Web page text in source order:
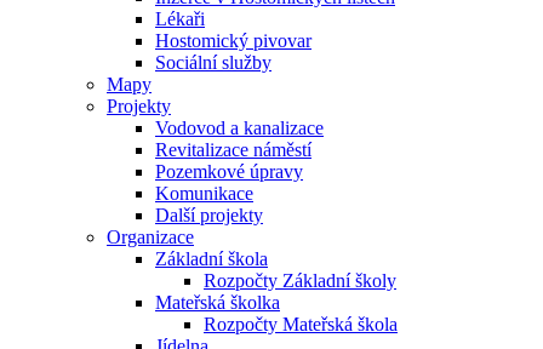
Lékaři
Hostomický pivovar
Sociální služby
Mapy
Projekty
Vodovod a kanalizace
Revitalizace náměstí
Pozemkové úpravy
Komunikace
Další projekty
Organizace
Základní škola
Rozpočty Základní školy
Mateřská školka
Rozpočty Mateřská škola